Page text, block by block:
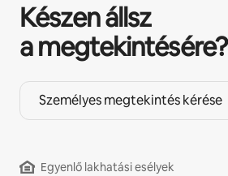
Készen állsz
a megtekintésére?
Személyes megtekintés kérése
Egyenlő lakhatási esélyek